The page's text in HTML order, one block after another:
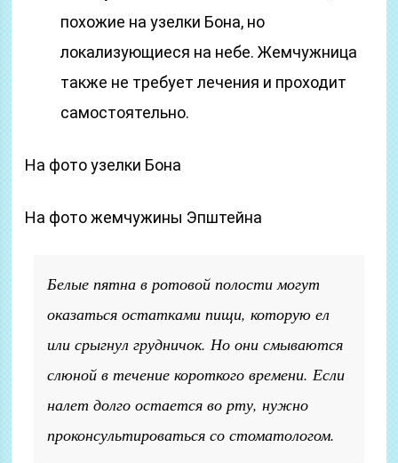
похожие на узелки Бона, но
локализующиеся на небе. Жемчужница
также не требует лечения и проходит
самостоятельно.
На фото узелки Бона
На фото жемчужины Эпштейна
Белые пятна в ротовой полости могут
оказаться остатками пищи, которую ел
или срыгнул грудничок. Но они смываются
слюной в течение короткого времени. Если
налет долго остается во рту, нужно
проконсультироваться со стоматологом.